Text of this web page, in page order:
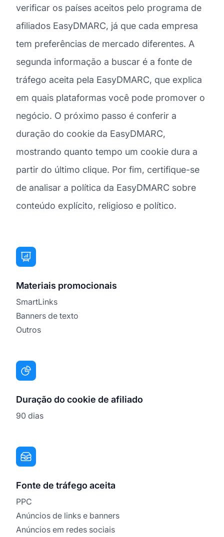
verificar os países aceitos pelo programa de
afiliados EasyDMARC, já que cada empresa
tem preferências de mercado diferentes. A
segunda informação a buscar é a fonte de
tráfego aceita pela EasyDMARC, que explica
em quais plataformas você pode promover o
negócio. O próximo passo é conferir a
duração do cookie da EasyDMARC,
mostrando quanto tempo um cookie dura a
partir do último clique. Por fim, certifique-se
de analisar a política da EasyDMARC sobre
conteúdo explícito, religioso e político.
Materiais promocionais
SmartLinks
Banners de texto
Outros
Duração do cookie de afiliado
90 dias
Fonte de tráfego aceita
PPC
Anúncios de links e banners
Anúncios em redes sociais